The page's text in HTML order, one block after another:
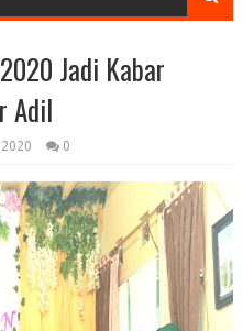
Jadi Kabar
Adil
0